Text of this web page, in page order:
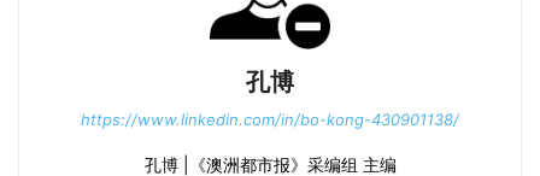
孔博
https://www.linkedin.com/in/bo-kong-430901138/
孔博 |《澳洲都市报》采编组 主编